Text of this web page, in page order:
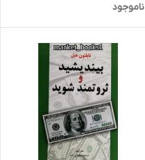
ناموجود